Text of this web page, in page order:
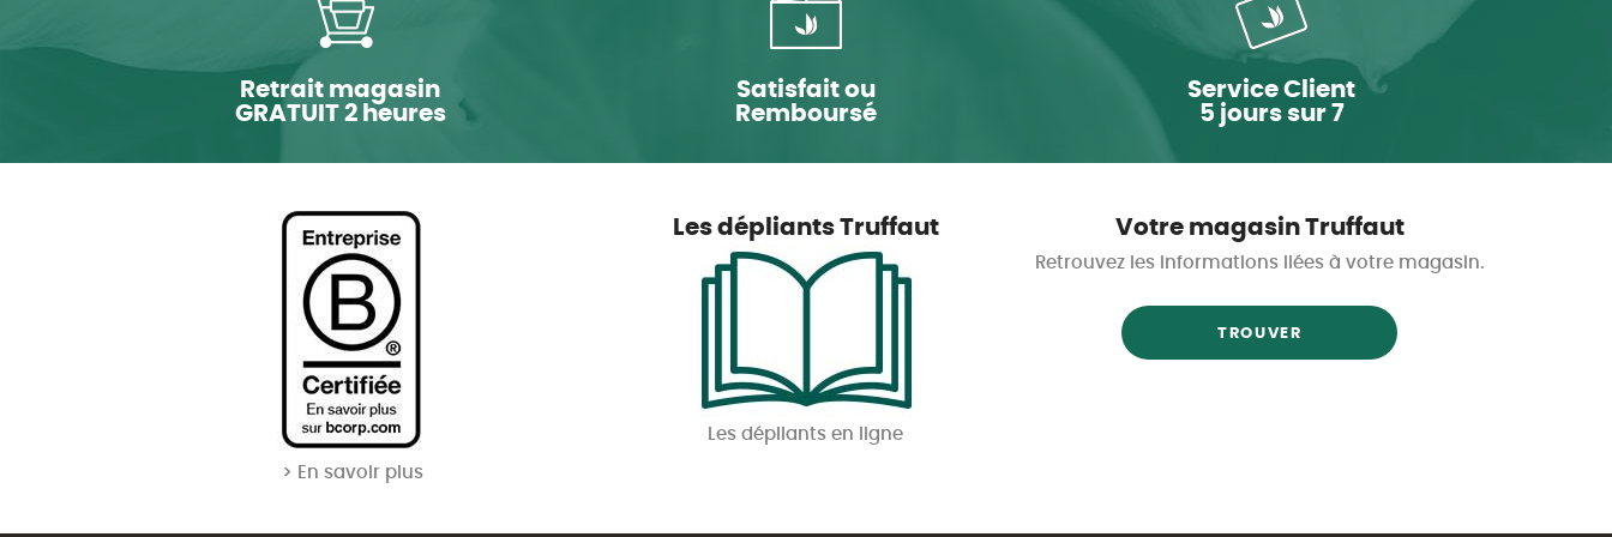
Retrait magasin
GRATUIT 2 heures
Satisfait ou
Remboursé
Service Client
5 jours sur 7
> En savoir plus
Les dépliants Truffaut
Les dépliants en ligne
Votre magasin Truffaut
Retrouvez les informations liées à votre magasin.
TROUVER